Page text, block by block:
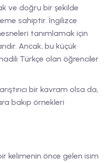
ve doğru bir şekilde
sahiptir. İngilizce
tanımlamak için
Ancak, bu küçük
Türkçe olan öğrenciler
bir kavram olsa da,
bakıp örnekleri
kelimenin önce gelen isim